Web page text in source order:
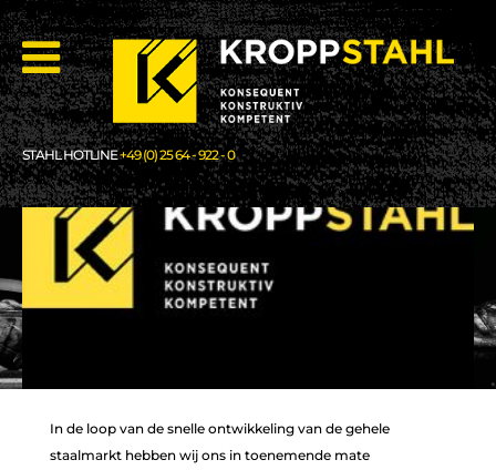
STAHL HOTLINE+49 (0) 25 64 - 922 - 0
In de loop van de snelle ontwikkeling van de gehele
staalmarkt hebben wij ons in toenemende mate